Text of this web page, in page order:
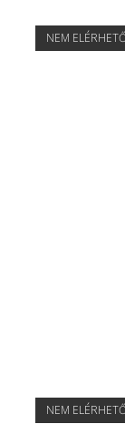
NEM
NEM